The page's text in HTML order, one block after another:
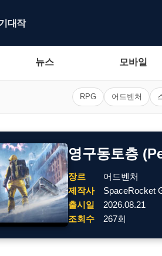
대작
뉴스 모바일
RPG 어드벤처
영구동토층
장르
어드벤처
제작사
SpaceRocket
출시일
2026.08.21
조회수
267회